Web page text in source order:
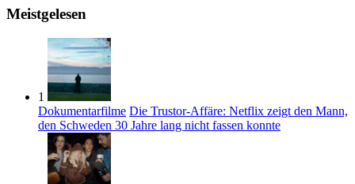
Meistgelesen
1
Dokumentarfilme Die Trustor-Affäre: Netflix zeigt den Mann,
den Schweden 30 Jahre lang nicht fassen konnte